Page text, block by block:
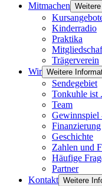
Mitmachen
Kinderradio
Praktika
Trägerverein
Wir Weitere
Sendegebiet
Tonkuhle ist
Team
Gewinnspiel
Finanzierung
Geschichte
Zahlen und
Häufige
Partner
Kontakt Weitere